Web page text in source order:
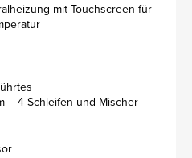
mit Touchscreen für
– 4 Schleifen und Mischer-